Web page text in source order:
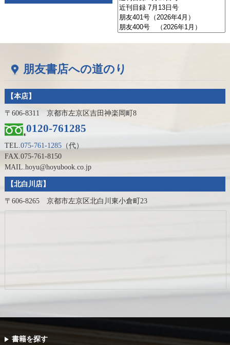
朋友書店への道のり
【本店】
〒606-8311 京都市左京区吉田神楽岡町8
0120-761285
TEL.075-761-1285（代）
FAX.075-761-8150
MAIL.hoyu@hoyubook.co.jp
【北白川店】
〒606-8265 京都市左京区北白川東小倉町23
書籍を探す